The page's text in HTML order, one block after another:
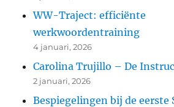
WW-Traject: efficiënte
werkwoordentraining
4 januari, 2026
Carolina Trujillo – De
2 januari, 2026
Bespiegelingen bij de eerste